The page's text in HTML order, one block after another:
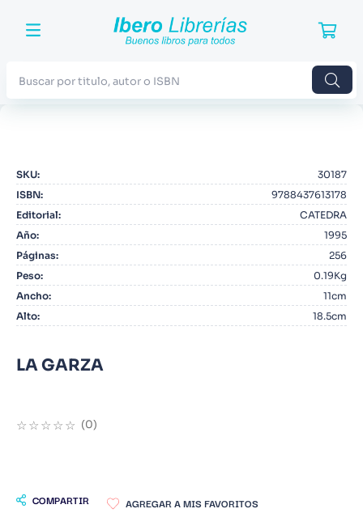
SKU:
30187
ISBN:
9788437613178
Editorial:
CATEDRA
Año:
1995
Páginas:
256
Peso:
0.19Kg
Ancho:
11cm
Alto: 18.5cm
LA GARZA
☆☆☆☆☆ (0)
COMPARTIR
2. Blue Lock
3. Jujutsu Kaisen
4. Odisea
5. Manga
6. Iliada
7. Stephen King